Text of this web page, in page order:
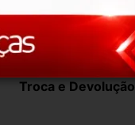
Troca e Devolução